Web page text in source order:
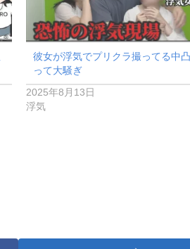
彼女が浮気でプリクラ撮ってる中凸
って大騒ぎ
2025年8月13日
浮気